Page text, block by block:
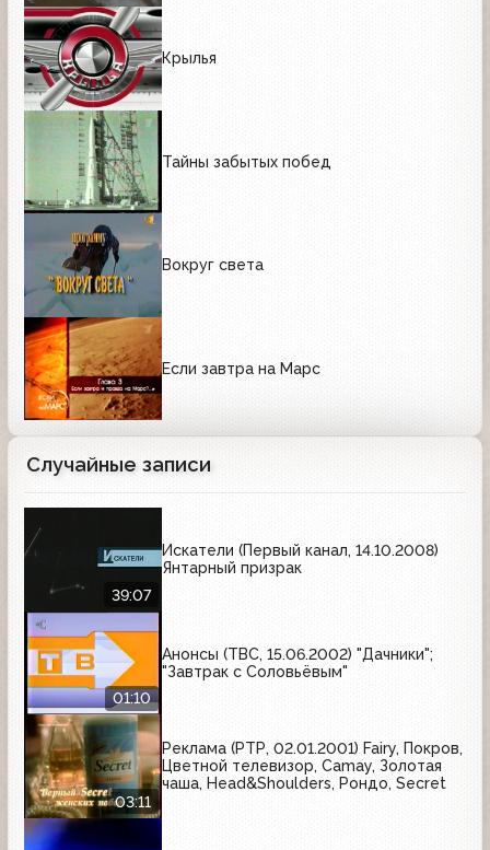
Крылья
Тайны забытых побед
Вокруг света
Если завтра на Марс
Случайные записи
39:07
Искатели (Первый канал, 14.10.2008)
Янтарный призрак
01:10
Анонсы (ТВС, 15.06.2002) "Дачники";
"Завтрак с Соловьёвым"
03:11
Реклама (РТР, 02.01.2001) Fairy, Покров,
Цветной телевизор, Camay, Золотая
чаша, Head&Shoulders, Рондо, Secret